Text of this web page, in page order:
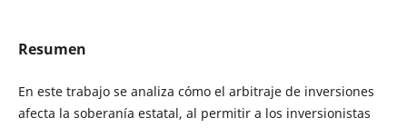
Resumen
En este trabajo se analiza cómo el arbitraje de inversiones
afecta la soberanía estatal, al permitir a los inversionistas